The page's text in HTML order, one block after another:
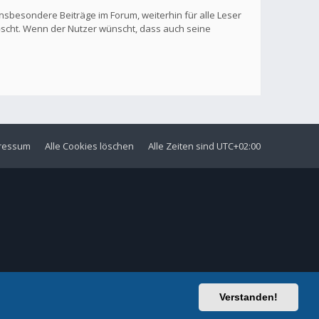
Verstanden!
Beiträge im Forum, weiterhin für alle Leser
Wenn der Nutzer wünscht, dass auch seine
Alle Zeiten sind UTC+02:00
Alle Cookies löschen